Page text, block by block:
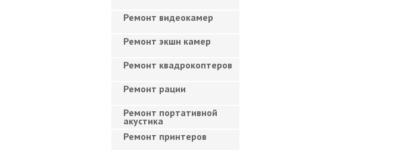
Ремонт видеокамер
Ремонт экшн камер
Ремонт квадрокоптеров
Ремонт рации
Ремонт портативной
акустика
Ремонт принтеров